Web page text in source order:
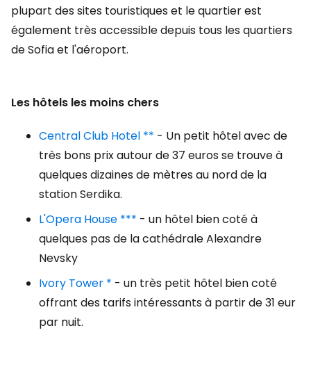
plupart des sites touristiques et le quartier est
également très accessible depuis tous les quartiers
de Sofia et l'aéroport.
Les hôtels les moins chers
Central Club Hotel ** - Un petit hôtel avec de
très bons prix autour de 37 euros se trouve à
quelques dizaines de mètres au nord de la
station Serdika.
L'Opera House *** - un hôtel bien coté à
quelques pas de la cathédrale Alexandre
Nevsky
Ivory Tower * - un très petit hôtel bien coté
offrant des tarifs intéressants à partir de 31 eur
par nuit.